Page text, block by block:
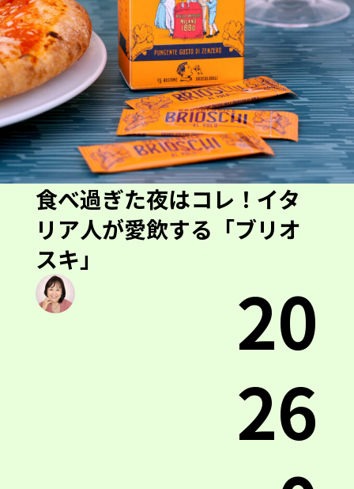
食べ過ぎた夜はコレ！イタ
リア人が愛飲する「ブリオ
スキ」
20
26